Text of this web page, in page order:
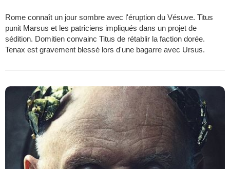
Rome connaît un jour sombre avec l'éruption du Vésuve. Titus
punit Marsus et les patriciens impliqués dans un projet de
sédition. Domitien convainc Titus de rétablir la faction dorée.
Tenax est gravement blessé lors d'une bagarre avec Ursus.